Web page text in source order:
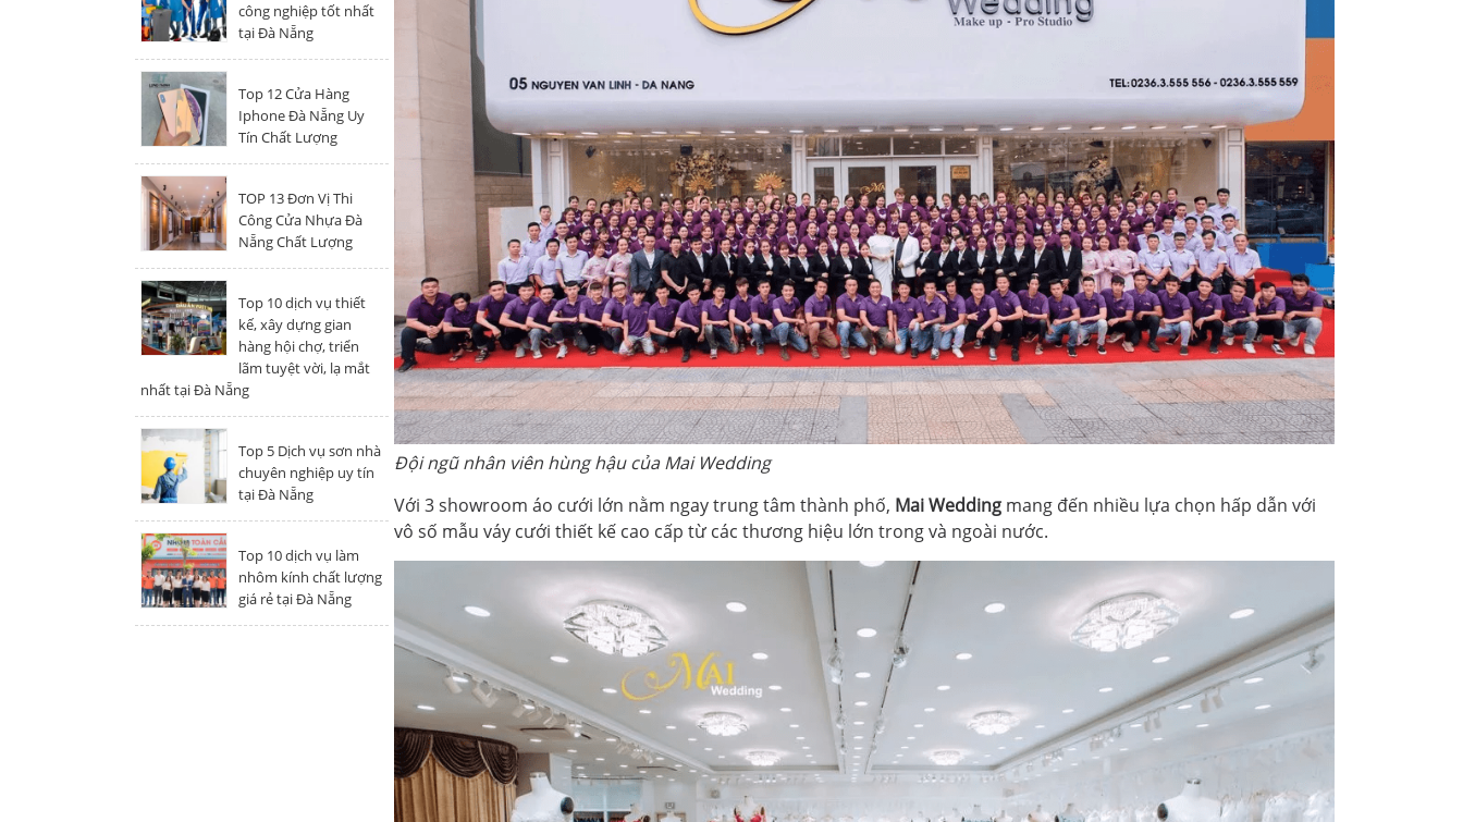
Đội ngũ nhân viên hùng hậu của Mai Wedding
Với 3 showroom áo cưới lớn nằm ngay trung tâm thành phố, Mai Wedding mang đến nhiều lựa chọn hấp dẫn với
vô số mẫu váy cưới thiết kế cao cấp từ các thương hiệu lớn trong và ngoài nước.
công nghiệp tốt nhất
tại Đà Nẵng
Top 12 Cửa Hàng
Iphone Đà Nẵng Uy
Tín Chất Lượng
TOP 13 Đơn Vị Thi
Công Cửa Nhựa Đà
Nẵng Chất Lượng
Top 10 dịch vụ thiết
kế, xây dựng gian
hàng hội chợ, triển
lãm tuyệt vời, lạ mắt
nhất tại Đà Nẵng
Top 5 Dịch vụ sơn nhà
chuyên nghiệp uy tín
tại Đà Nẵng
Top 10 dịch vụ làm
nhôm kính chất lượng
giá rẻ tại Đà Nẵng